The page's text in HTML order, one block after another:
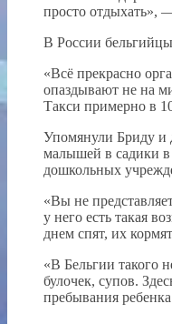
просто отдыхать»,
В России
«Всё прекрасно
опаздывают не на
Такси примерно в
Упомянули Бриду и
малышей в садики в
дошкольных
«Вы не
у него есть такая
днем спят, их
«В Бельгии такого
булочек, супов.
пребывания